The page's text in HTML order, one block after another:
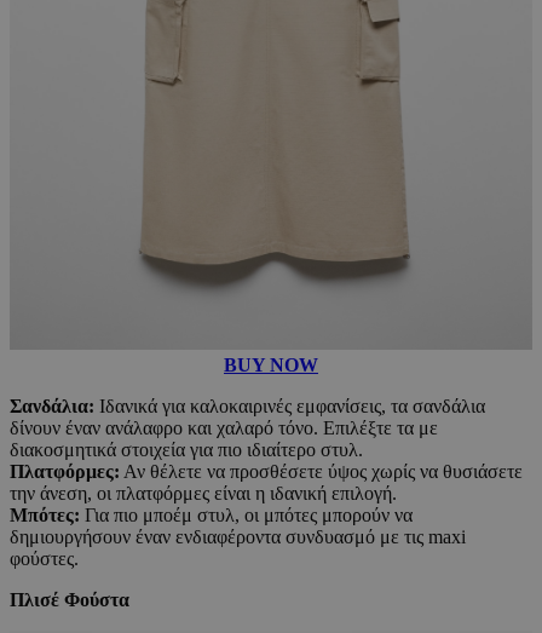
BUY NOW
Σανδάλια: Ιδανικά για καλοκαιρινές εμφανίσεις, τα σανδάλια
δίνουν έναν ανάλαφρο και χαλαρό τόνο. Επιλέξτε τα με
διακοσμητικά στοιχεία για πιο ιδιαίτερο στυλ.
Πλατφόρμες: Αν θέλετε να προσθέσετε ύψος χωρίς να θυσιάσετε
την άνεση, οι πλατφόρμες είναι η ιδανική επιλογή.
Μπότες: Για πιο μποέμ στυλ, οι μπότες μπορούν να
δημιουργήσουν έναν ενδιαφέροντα συνδυασμό με τις maxi
φούστες.
Πλισέ Φούστα